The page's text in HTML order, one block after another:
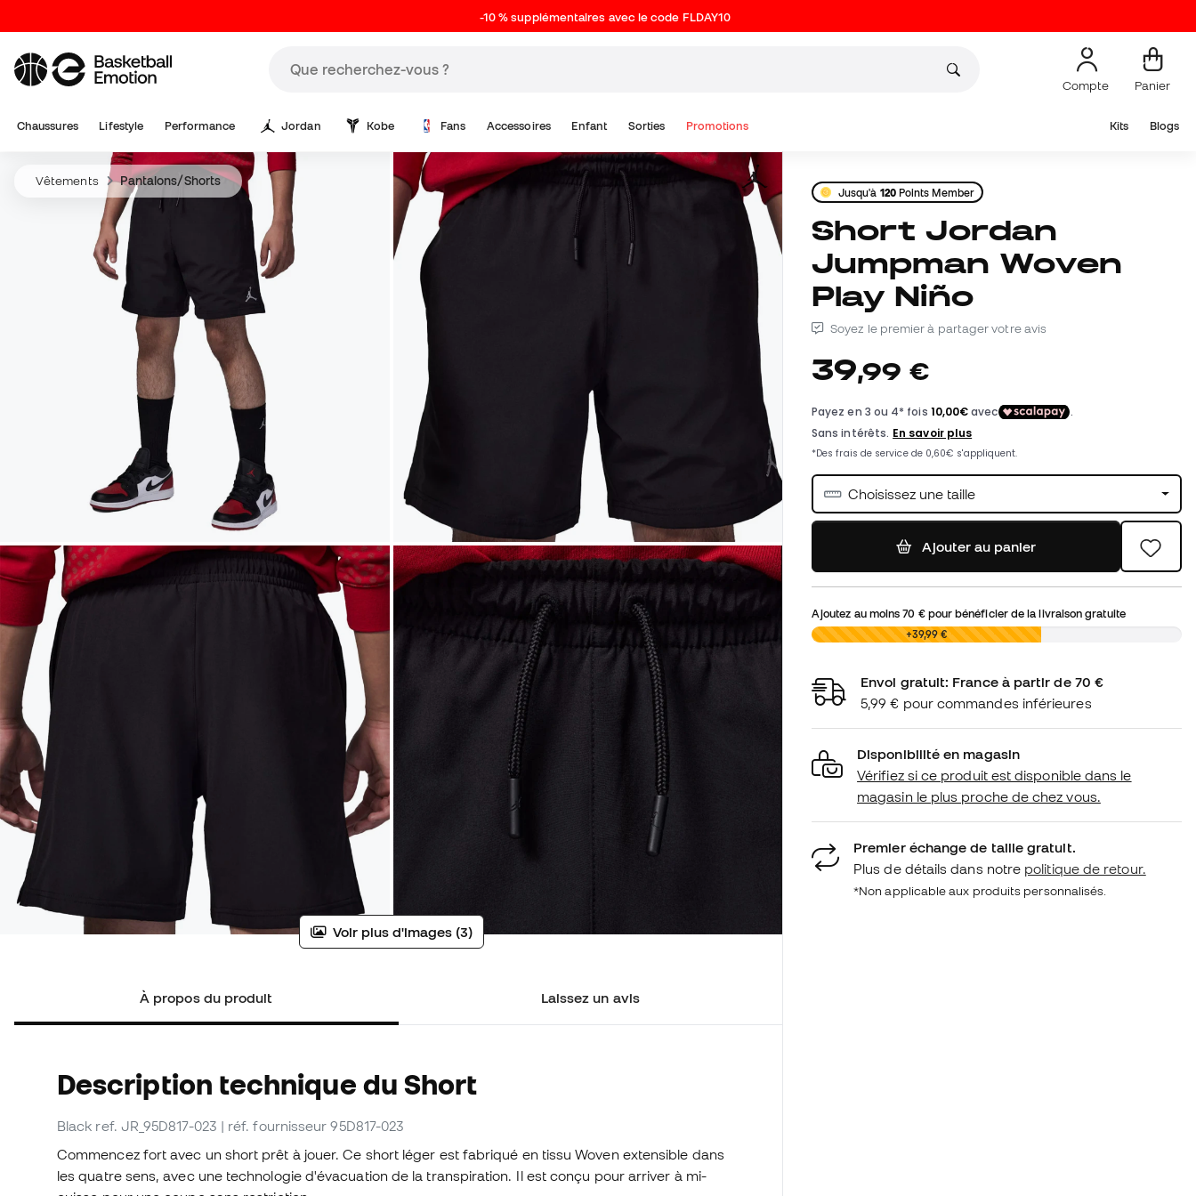
-10 % supplémentaires avec le code FLDAY10
Compte Panier
Chaussures Lifestyle Performance Jordan Kobe Fans Accessoires Enfant Sorties Promotions Kits Blogs
Vêtements Pantalons/Shorts
Voir plus d'images (3)
À propos du produit Laissez un avis
Description technique du Short
Black ref. JR_95D817-023 | réf. fournisseur 95D817-023
Commencez fort avec un short prêt à jouer. Ce short léger est fabriqué en tissu Woven extensible dans
les quatre sens, avec une technologie d'évacuation de la transpiration. Il est conçu pour arriver à mi-
Jusqu'à 120Points Member
Short Jordan
Jumpman Woven
Play Niño
Soyez le premier à partager votre avis
39,99 €
Choisissez une taille
Ajouter au panier
Ajoutez au moins70 €pour bénéficier de la livraison gratuite
0,00 € +39,99 €
Envoi gratuit: France à partir de 70 €
5,99 € pour commandes inférieures
Disponibilité en magasin
Vérifiez si ce produit est disponible dans le
magasin le plus proche de chez vous.
Premier échange de taille gratuit.
Plus de détails dans notre politique de retour.
*Non applicable aux produits personnalisés.